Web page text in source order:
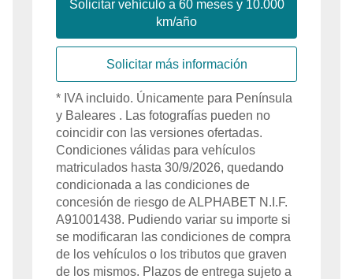
Solicitar vehículo a 60meses y 10.000
km/año
Solicitar más información
* IVA incluido. Únicamente para Península
y Baleares . Las fotografías pueden no
coincidir con las versiones ofertadas.
Condiciones válidas para vehículos
matriculados hasta 30/9/2026, quedando
condicionada a las condiciones de
concesión de riesgo deALPHABET N.I.F.
A91001438. Pudiendo variar su importe si
se modificaran las condiciones de compra
de los vehículos o los tributos que graven
de los mismos. Plazos de entrega sujeto a